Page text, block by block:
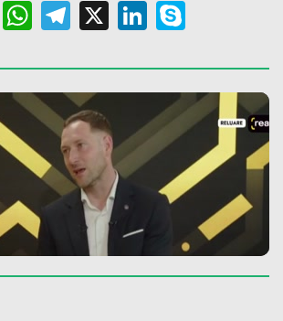
ViberWhatsApp
Telegram
X LinkedIn